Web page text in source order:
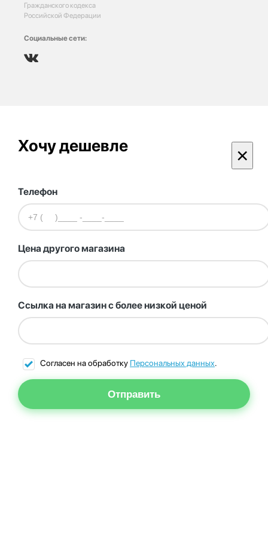
Гражданского кодекса
Российской Федерации
Социальные сети:
Хочу дешевле ×
Телефон
Цена другого магазина
Ссылка на магазин с более низкой ценой
Согласен на обработку Персональных данных.
Отправить